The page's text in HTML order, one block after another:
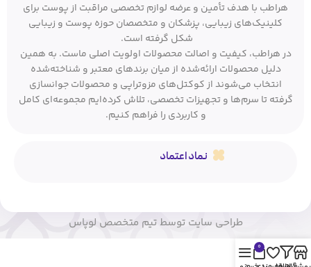
هراطب با هدف تأمین و عرضه لوازم تخصصی مراقبت از پوست برای
کلینیک‌های زیبایی، پزشکان و متخصصان حوزه پوست و زیبایی
شکل گرفته است.
در هراطب، کیفیت و اصالت محصولات اولویت اصلی ماست. به همین
دلیل محصولات ارائه‌شده از میان برندهای معتبر و شناخته‌شده
انتخاب می‌شوند از کوکتل‌های مزوتراپی و محصولات جوانسازی
گرفته تا سرم‌ها و تجهیزات تخصصی، تلاش کرده‌ایم مجموعه‌ای کامل
و کاربردی را فراهم کنیم.
نماد اعتماد
طراحی سایت توسط تیم متخصص لوپاس
0